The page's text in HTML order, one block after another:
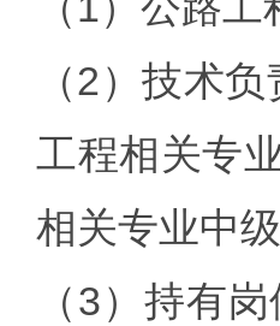
（2）技术
工程相关专
相关专业中
（3）持有